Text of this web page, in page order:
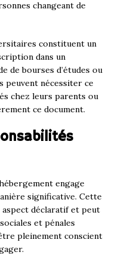
changeant de
constituent un
dans un
de bourses d’études ou
peuvent nécessiter ce
chez leurs parents ou
ce document.
engage
significative. Cette
déclaratif et peut
et pénales
pleinement conscient